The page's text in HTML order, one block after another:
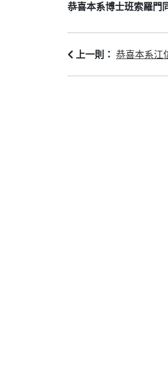
恭喜本系博士班索羅
上一則： 恭喜本系江